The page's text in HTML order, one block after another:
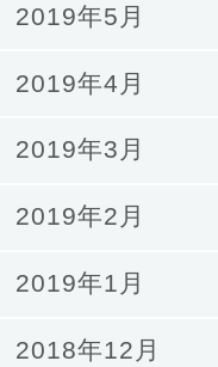
2019年5月
2019年4月
2019年3月
2019年2月
2019年1月
2018年12月